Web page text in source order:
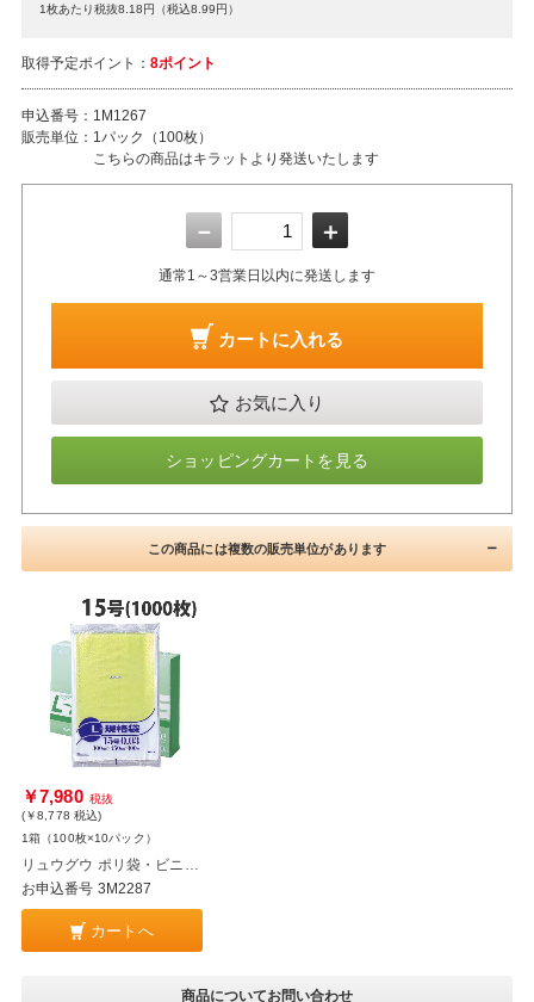
1枚あたり税抜8.18円（税込8.99円）
取得予定ポイント： 8ポイント
申込番号： 1M1267
販売単位： 1パック（100枚）
こちらの商品はキラットより発送いたします
－ ＋
通常1～3営業日以内に発送します
カートに入れる
お気に入り
ショッピングカートを見る
この商品には複数の販売単位があります
￥7,980 税抜
(￥8,778 税込)
1箱（100枚×10パック）
リュウグウ ポリ袋・ビニール袋 03規格袋 15号 100枚 10パック
お申込番号 3M2287
カートへ
商品についてお問い合わせ